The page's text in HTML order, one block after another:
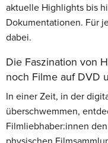
aktuelle Highlights bis
Dokumentationen. Für
dabei.
Die Faszination von
noch Filme auf DVD
In einer Zeit, in der
überschwemmen,
Filmliebhaber:innen